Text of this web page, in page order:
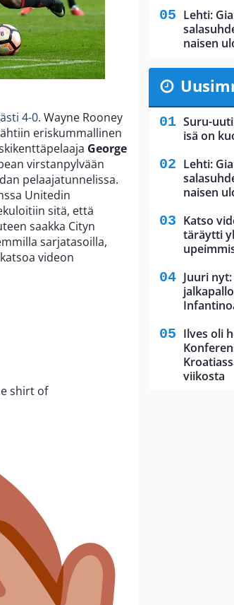
4-0. Wayne Rooney
eriskummallinen
George
virstanpylvään
pelaajatunnelissa.
Unitedin
sitä, että
saakka Cityn
sarjatasoilla,
videon
shirt of
Lehti:
naisen
Suru-
isä on
Lehti:
naisen
Katso
täräytti
Juuri
Ilves oli
viikosta